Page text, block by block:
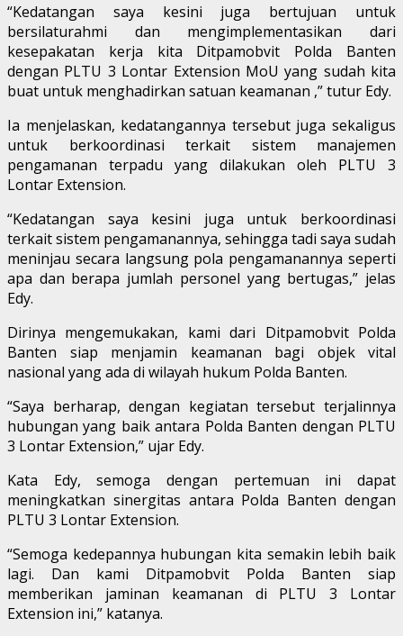
“Kedatangan saya kesini juga bertujuan untuk
bersilaturahmi dan mengimplementasikan dari
kesepakatan kerja kita Ditpamobvit Polda Banten
dengan PLTU 3 Lontar Extension MoU yang sudah kita
buat untuk menghadirkan satuan keamanan ,” tutur Edy.
Ia menjelaskan, kedatangannya tersebut juga sekaligus
untuk berkoordinasi terkait sistem manajemen
pengamanan terpadu yang dilakukan oleh PLTU 3
Lontar Extension.
“Kedatangan saya kesini juga untuk berkoordinasi
terkait sistem pengamanannya, sehingga tadi saya sudah
meninjau secara langsung pola pengamanannya seperti
apa dan berapa jumlah personel yang bertugas,” jelas
Edy.
Dirinya mengemukakan, kami dari Ditpamobvit Polda
Banten siap menjamin keamanan bagi objek vital
nasional yang ada di wilayah hukum Polda Banten.
“Saya berharap, dengan kegiatan tersebut terjalinnya
hubungan yang baik antara Polda Banten dengan PLTU
3 Lontar Extension,” ujar Edy.
Kata Edy, semoga dengan pertemuan ini dapat
meningkatkan sinergitas antara Polda Banten dengan
PLTU 3 Lontar Extension.
“Semoga kedepannya hubungan kita semakin lebih baik
lagi. Dan kami Ditpamobvit Polda Banten siap
memberikan jaminan keamanan di PLTU 3 Lontar
Extension ini,” katanya.